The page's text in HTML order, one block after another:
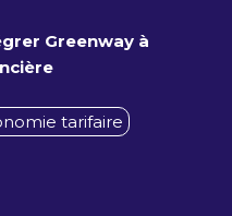
Greenway à
tarifaire